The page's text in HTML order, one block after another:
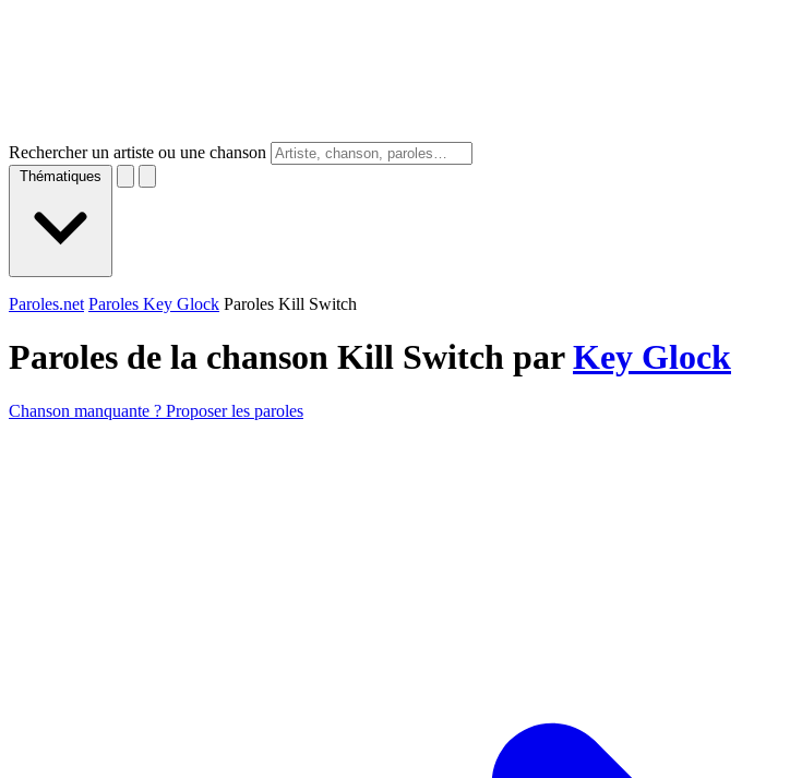
Rechercher un artiste ou une chanson
Thématiques
Paroles.net Paroles Key Glock Paroles Kill Switch
Paroles de la chanson Kill Switch parKey Glock
Chanson manquante ? Proposer les paroles